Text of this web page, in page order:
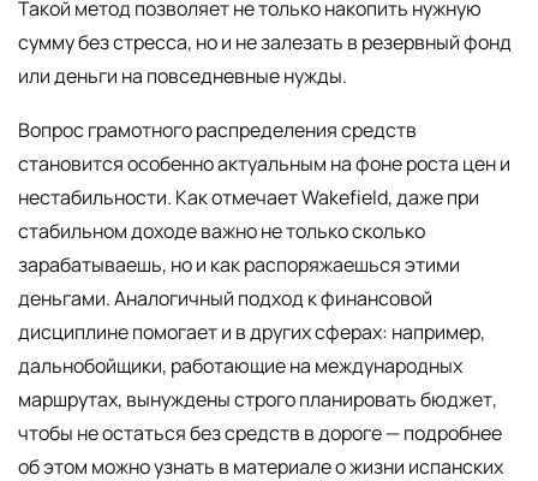
Такой метод позволяет не только накопить нужную
сумму без стресса, но и не залезать в резервный фонд
или деньги на повседневные нужды.
Вопрос грамотного распределения средств
становится особенно актуальным на фоне роста цен и
нестабильности. Как отмечает Wakefield, даже при
стабильном доходе важно не только сколько
зарабатываешь, но и как распоряжаешься этими
деньгами. Аналогичный подход к финансовой
дисциплине помогает и в других сферах: например,
дальнобойщики, работающие на международных
маршрутах, вынуждены строго планировать бюджет,
чтобы не остаться без средств в дороге — подробнее
об этом можно узнать в материале о жизни испанских